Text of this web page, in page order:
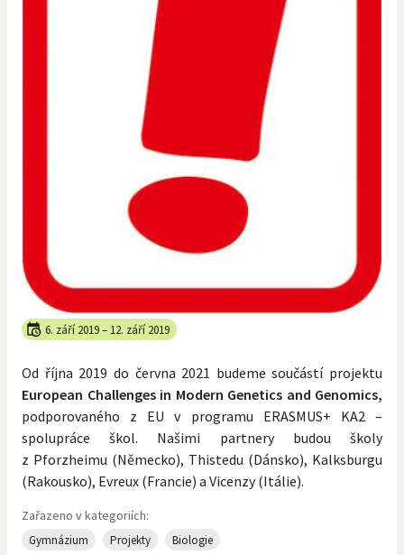
6. září 2019– 12. září 2019
Od října 2019 do června 2021 budeme součástí projektu
European Challenges in Modern Genetics and Genomics,
podporovaného z EU v programu ERASMUS+ KA2 –
spolupráce škol. Našimi partnery budou školy
z Pforzheimu (Německo), Thistedu (Dánsko), Kalksburgu
(Rakousko), Evreux (Francie) a Vicenzy (Itálie).
Zařazeno v kategoriích:
Gymnázium Projekty Biologie